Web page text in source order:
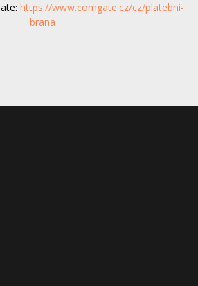
https://www.comgate.cz/cz/platebni-
brana